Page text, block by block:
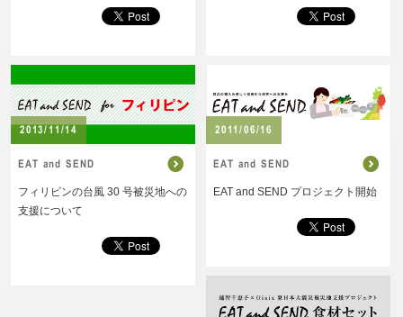
2013/11/14
EAT and SEND
フィリピンの台風 30 号被災地への
支援について
2011/06/16
EAT and SEND
EAT and SEND プロジェクト開始